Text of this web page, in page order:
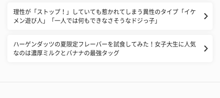
理性が「ストップ！」していても惹かれてしまう異性のタイプ「イケ
メン遊び人」「一人では何もできなさそうなドジっ子」
ハーゲンダッツの夏限定フレーバーを試食してみた！女子大生に人気
なのは濃厚ミルクとバナナの最強タッグ